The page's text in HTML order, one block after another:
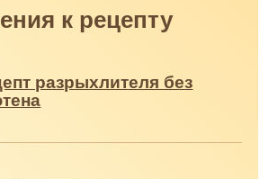
к рецепту
разрыхлителя без